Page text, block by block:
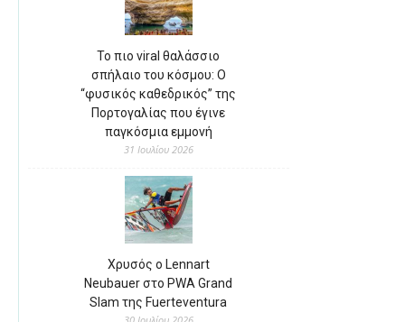
Το πιο viral θαλάσσιο
σπήλαιο του κόσμου: Ο
“φυσικός καθεδρικός” της
Πορτογαλίας που έγινε
παγκόσμια εμμονή
31 Ιουλίου 2026
Χρυσός ο Lennart
Neubauer στο PWA Grand
Slam της Fuerteventura